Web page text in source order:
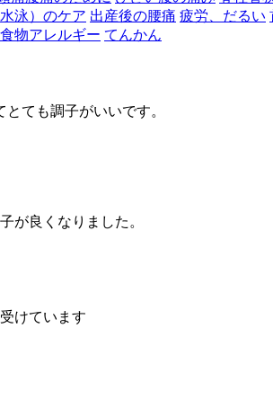
泳）のケア 出産後の腰痛 疲労、だるい
食物アレルギー てんかん
ても調子がいいです。
が良くなりました。
けています